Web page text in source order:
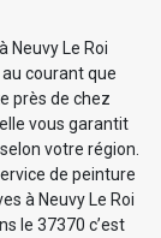
Neuvy Le Roi
courant que
près de chez
vous garantit
votre région.
de peinture
à Neuvy Le Roi
le 37370 c’est